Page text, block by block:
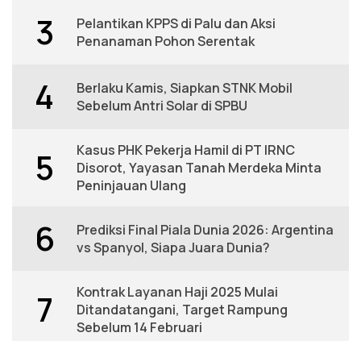
3
Pelantikan KPPS di Palu dan Aksi
Penanaman Pohon Serentak
4
Berlaku Kamis, Siapkan STNK Mobil
Sebelum Antri Solar di SPBU
5
Kasus PHK Pekerja Hamil di PT IRNC
Disorot, Yayasan Tanah Merdeka Minta
Peninjauan Ulang
6
Prediksi Final Piala Dunia 2026: Argentina
vs Spanyol, Siapa Juara Dunia?
7
Kontrak Layanan Haji 2025 Mulai
Ditandatangani, Target Rampung
Sebelum 14 Februari